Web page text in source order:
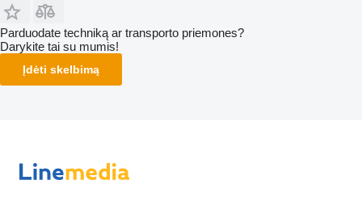
Parduodate techniką ar transporto priemones?
Darykite tai su mumis!
Įdėti skelbimą